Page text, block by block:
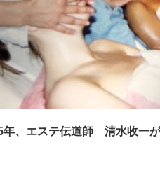
年、エステ伝道師 清水收一